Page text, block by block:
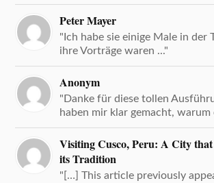
Peter Mayer
"Ich habe sie einige Male in der
ihre Vorträge waren ..."
Anonym
"Danke für diese tollen
haben mir klar gemacht, warum
Visiting Cusco, Peru: A City
its Tradition
"[…] This article previously